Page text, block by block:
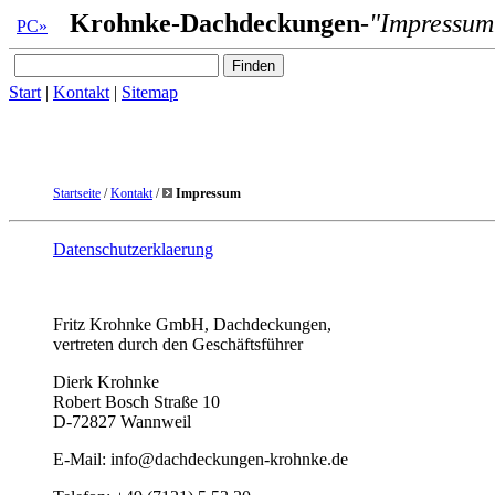
PC» Krohnke-Dachdeckungen-
Start | Kontakt | Sitemap
Startseite /Kontakt / Impressum
Datenschutzerklaerung
Fritz Krohnke GmbH, Dachdeckungen,
vertreten durch den Geschäftsführer
Dierk Krohnke
Robert Bosch Straße 10
D-72827 Wannweil
E-Mail: info@dachdeckungen-krohnke.de